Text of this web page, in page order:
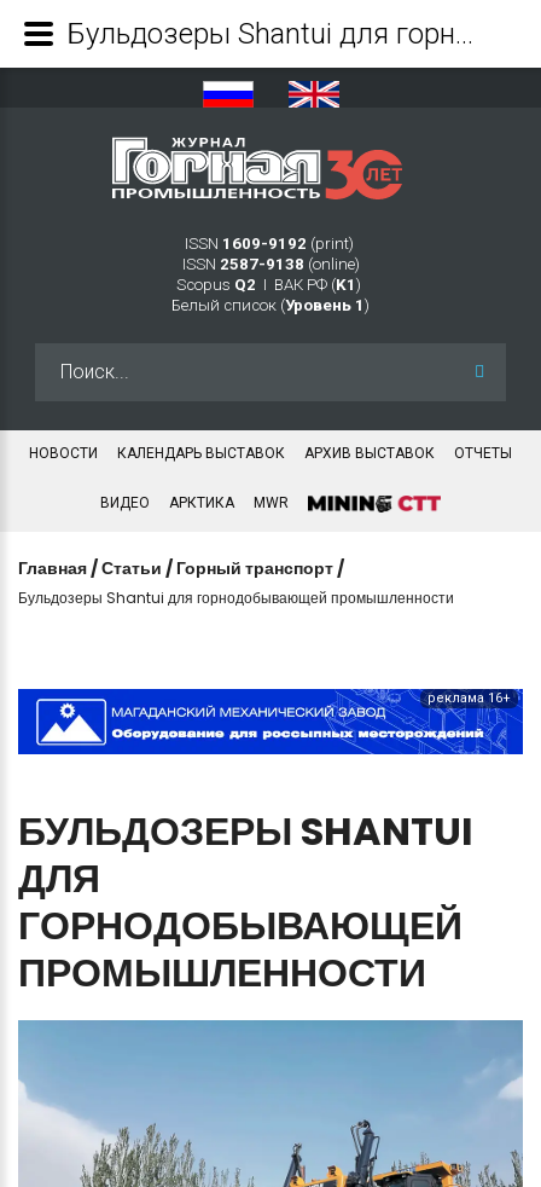
ISSN 1609-9192 (print)
ISSN 2587-9138 (online)
Scopus Q2 Ι ВАК РФ (K1 )
Белый список (Уровень 1 )
НОВОСТИ КАЛЕНДАРЬ ВЫСТАВОК АРХИВ ВЫСТАВОК ОТЧЕТЫ
ВИДЕО АРКТИКА MWR
Главная /Статьи / Горный транспорт /
Бульдозеры Shantui для горнодобывающей промышленности
реклама 16+
БУЛЬДОЗЕРЫ SHANTUI
ДЛЯ
ГОРНОДОБЫВАЮЩЕЙ
ПРОМЫШЛЕННОСТИ
Бульдозеры Shantui для горнодобывающей промышленности - Журнал Горная промышленность